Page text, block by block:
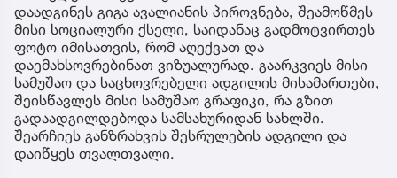
დაადგინეს გიგა ავალიანის პიროვნება, შეამოწმეს
მისი სოციალური ქსელი, საიდანაც გადმოტვირთეს
ფოტო იმისათვის, რომ აღექვათ და
დაემახსოვრებინათ ვიზუალურად. გაარკვიეს მისი
სამუშაო და საცხოვრებელი ადგილის მისამართები,
შეისწავლეს მისი სამუშაო გრაფიკი, რა გზით
გადაადგილდებოდა სამსახურიდან სახლში.
შეარჩიეს განზრახვის შესრულების ადგილი და
დაიწყეს თვალთვალი.